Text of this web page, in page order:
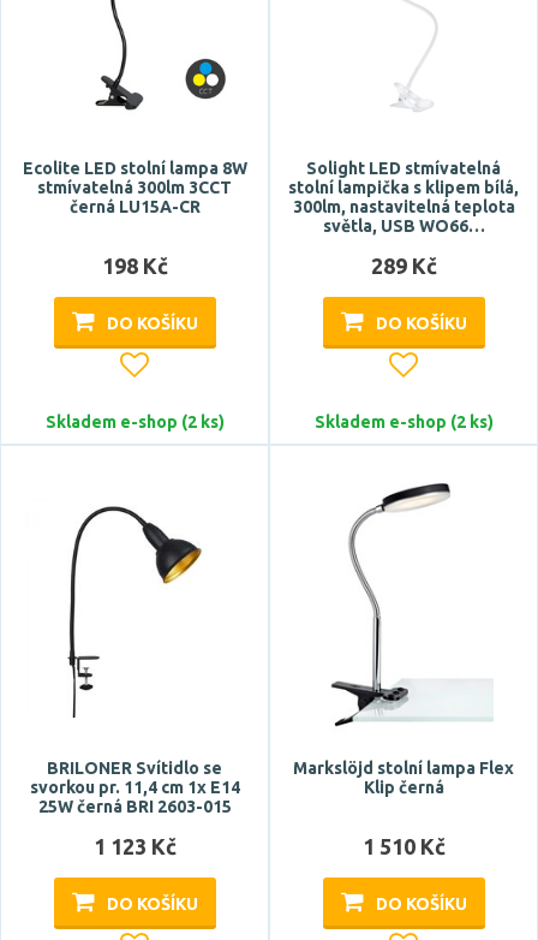
Prodloužená záruka
Značka
ACA
ECOLITE
FANEUROPE
Celkový příkon max.
Počet světelných zdrojů
Napětí / napájení
5V DC
220-240V
Ecolite LED stolní lampa 8W
stmívatelná 300lm 3CCT
černá LU15A-CR
198 Kč
DO KOŠÍKU
Skladem e-shop (2 ks)
Solight LED stmívatelná
stolní lampička s klipem bílá,
300lm, nastavitelná teplota
světla, USB WO66…
289 Kč
DO KOŠÍKU
Skladem e-shop (2 ks)
BRILONER Svítidlo se
svorkou pr. 11,4 cm 1x E14
25W černá BRI 2603-015
1 123 Kč
DO KOŠÍKU
Markslöjd stolní lampa Flex
Klip černá
1 510 Kč
DO KOŠÍKU